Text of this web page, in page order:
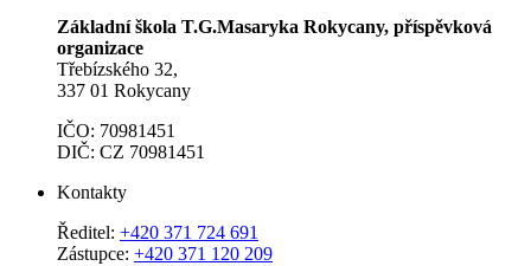
Základní škola T.G.Masaryka Rokycany, příspěvková
organizace
Třebízského 32,
337 01 Rokycany
IČO: 70981451
DIČ: CZ 70981451
Kontakty
Ředitel: +420 371 724 691
Zástupce: +420 371 120 209